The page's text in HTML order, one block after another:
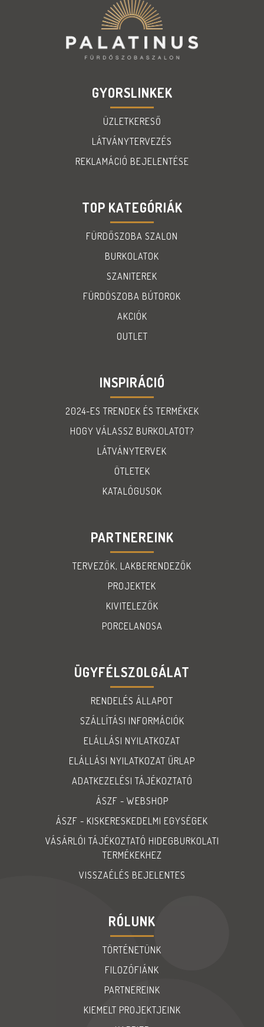
GYORSLINKEK
ÜZLETKERESŐ
LÁTVÁNYTERVEZÉS
REKLAMÁCIÓ BEJELENTÉSE
TOP KATEGÓRIÁK
FÜRDŐSZOBA SZALON
BURKOLATOK
SZANITEREK
FÜRDÖSZOBA BÚTOROK
AKCIÓK
OUTLET
INSPIRÁCIÓ
2024-ES TRENDEK ÉS TERMÉKEK
HOGY VÁLASSZ BURKOLATOT?
LÁTVÁNYTERVEK
ÖTLETEK
KATALÓGUSOK
PARTNEREINK
TERVEZŐK, LAKBERENDEZŐK
PROJEKTEK
KIVITELEZŐK
PORCELANOSA
ÜGYFÉLSZOLGÁLAT
RENDELÉS ÁLLAPOT
SZÁLLÍTÁSI INFORMÁCIÓK
ELÁLLÁSI NYILATKOZAT
ELÁLLÁSI NYILATKOZAT ŰRLAP
ADATKEZELÉSI TÁJÉKOZTATÓ
ÁSZF - WEBSHOP
ÁSZF - KISKERESKEDELMI EGYSÉGEK
VÁSÁRLÓI TÁJÉKOZTATÓ HIDEGBURKOLATI
TERMÉKEKHEZ
VISSZAÉLÉS BEJELENTES
RÓLUNK
TÖRTÉNETÜNK
FILOZÓFIÁNK
PARTNEREINK
KIEMELT PROJEKTJEINK